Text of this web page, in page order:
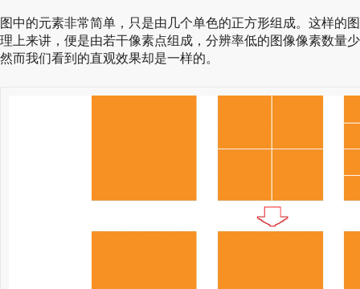
图中的元素非常简单，只是由几个单色的正方形组成。这样的
理上来讲，便是由若干像素点组成，分辨率低的图像像素数量
然而我们看到的直观效果却是一样的。